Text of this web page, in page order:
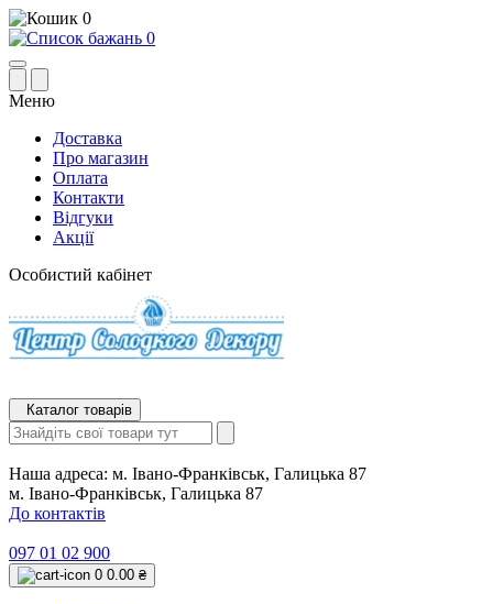
0
0
Меню
Доставка
Про магазин
Оплата
Контакти
Відгуки
Акції
Особистий кабінет
Каталог товарів
Наша адреса: м. Івано-Франківськ, Галицька 87
м. Івано-Франківськ, Галицька 87
До контактів
097 01 02 900
0 0.00 ₴